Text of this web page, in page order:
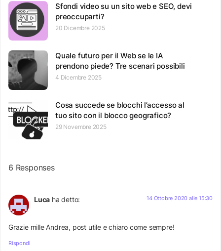
Sfondi video su un sito web e SEO, devi
preoccuparti?
20 Dicembre 2025
Quale futuro per il Web se le IA
prendono piede? Tre scenari possibili
4 Dicembre 2025
Cosa succede se blocchi l’accesso al
tuo sito con il blocco geografico?
29 Novembre 2025
6 Responses
Luca ha detto: 14 Ottobre 2020 alle 15:30
Grazie mille Andrea, post utile e chiaro come sempre!
Rispondi